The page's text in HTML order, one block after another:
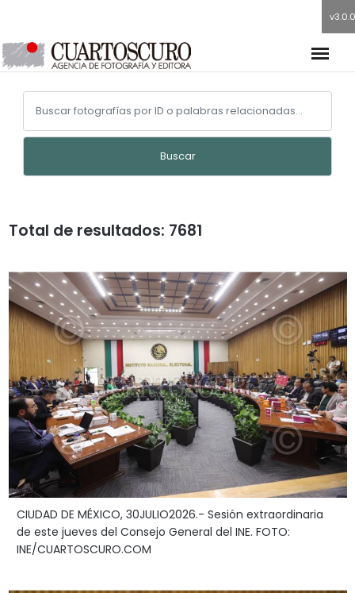
v3.0.0
Buscar
Total de resultados: 7681
CIUDAD DE MÉXICO, 30JULIO2026.- Sesión extraordinaria
de este jueves del Consejo General del INE. FOTO:
INE/CUARTOSCURO.COM